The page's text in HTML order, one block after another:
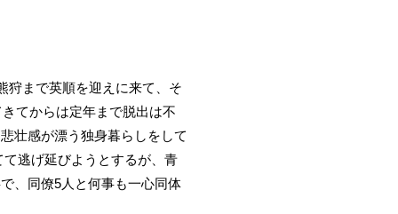
狩まで英順を迎えに来て、そ
てからは定年まで脱出は不
壮感が漂う独身暮らしをして
逃げ延びようとするが、青
、同僚5人と何事も一心同体